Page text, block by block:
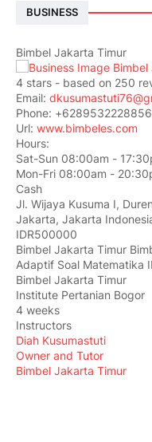
BUSINESS
Bimbel Jakarta Timur
4 stars - based on 250
Email:
Phone:
Url: www.bimbeles.com
Hours:
Sat-Sun 08:00am -
Mon-Fri 08:00am -
Cash
Jl. Wijaya Kusuma I,
Jakarta, Jakarta
IDR500000
Bimbel Jakarta Timur
Adaptif Soal Matematika
Bimbel Jakarta Timur
Institute Pertanian Bogor
4 weeks
Instructors
Diah Kusumastuti
Owner and Tutor
Bimbel Jakarta Timur